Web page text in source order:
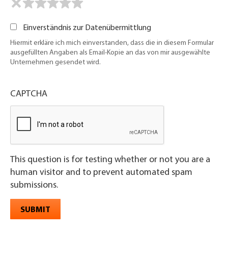
Einverständnis zur Datenübermittlung
Hiermit erkläre ich mich einverstanden, dass die in diesem Formular
ausgefüllten Angaben als Email-Kopie an das von mir ausgewählte
Unternehmen gesendet wird.
CAPTCHA
This question is for testing whether or not you are a
human visitor and to prevent automated spam
submissions.
SUBMIT